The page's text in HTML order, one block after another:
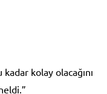
kadar kolay olacağını